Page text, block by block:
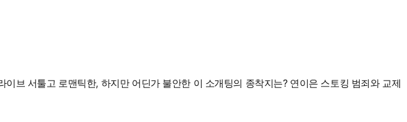
브 서툴고 로맨틱한, 하지만 어딘가 불안한 이 소개팅의 종착지는? 연이은 스토킹 범죄와 교제